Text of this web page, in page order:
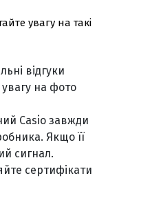
увагу на такі
відгуки
увагу на фото
Casio завжди
Якщо її
сигнал.
сертифікати